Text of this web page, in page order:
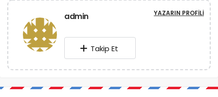
admin YAZARIN PROFILI
Takip Et